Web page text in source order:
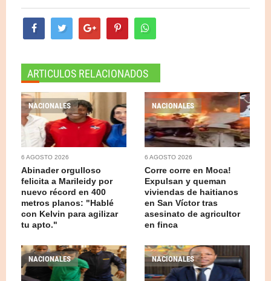
ARTICULOS RELACIONADOS
NACIONALES
6 AGOSTO 2026
Abinader orgulloso
felicita a Marileidy por
nuevo récord en 400
metros planos: "Hablé
con Kelvin para agilizar
tu apto."
NACIONALES
6 AGOSTO 2026
Corre corre en Moca!
Expulsan y queman
viviendas de haitianos
en San Víctor tras
asesinato de agricultor
en finca
NACIONALES NACIONALES